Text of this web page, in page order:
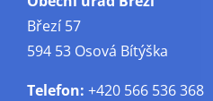
Březí 57
594 53 Osová Bítýška
Telefon: +420 566 536 368